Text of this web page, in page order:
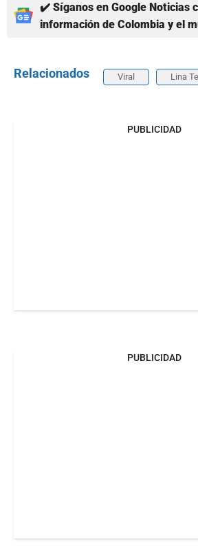
✔️ Síganos en Google Noticias
información de Colombia y el
Relacionados Viral Lina
PUBLICIDAD
PUBLICIDAD